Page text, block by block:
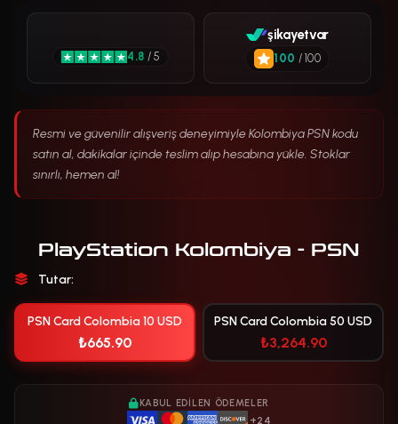
Resmi ve güvenilir alışveriş deneyimiyle Kolombiya PSN kodu
satın al, dakikalar içinde teslim alıp hesabına yükle. Stoklar
sınırlı, hemen al!
4.8 / 5
şikayetvar
100 / 100
PlayStation Kolombiya - PSN
Tutar:
PSN Card Colombia 10 USD
₺665.90
PSN Card Colombia 50 USD
₺3,264.90
KABUL EDILEN ÖDEMELER
+24